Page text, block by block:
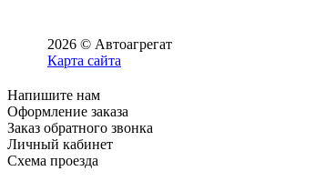
2026 © Автоагрегат
Карта сайта
Напишите нам
Оформление заказа
Заказ обратного звонка
Личный кабинет
Схема проезда